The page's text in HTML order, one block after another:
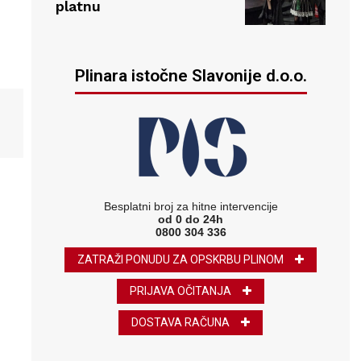
platnu
Plinara istočne Slavonije d.o.o.
Besplatni broj za hitne intervencije
od 0 do 24h
0800 304 336
ZATRAŽI PONUDU ZA OPSKRBU PLINOM
PRIJAVA OČITANJA
DOSTAVA RAČUNA